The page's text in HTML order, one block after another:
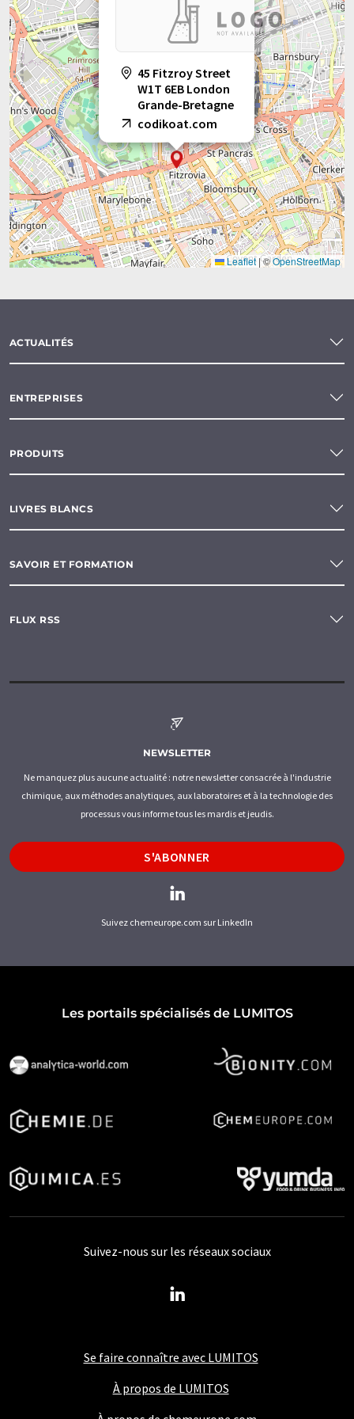
45 Fitzroy Street
W1T 6EB London
Grande-Bretagne
codikoat.com
Leaflet |©OpenStreetMap
ACTUALITÉS
ENTREPRISES
PRODUITS
LIVRES BLANCS
SAVOIR ET FORMATION
FLUX RSS
NEWSLETTER
Ne manquez plus aucune actualité : notre newsletter consacrée à l'industrie
chimique, aux méthodes analytiques, aux laboratoires et à la technologie des
processus vous informe tous les mardis et jeudis.
S'ABONNER
Suivez chemeurope.com sur LinkedIn
Les portails spécialisés de LUMITOS
Se faire connaître avec LUMITOS
À propos de LUMITOS
Suivez-nous sur les réseaux sociaux